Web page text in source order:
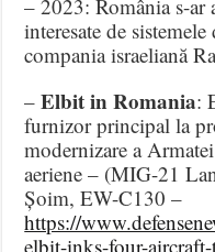
– 2023: România s-ar
interesate de
compania israeliană
–Elbit in Romania:
furnizor principal la
modernizare a
aeriene – (MIG-21
Șoim, EW-C130 –
https://
elbit-inks-four-